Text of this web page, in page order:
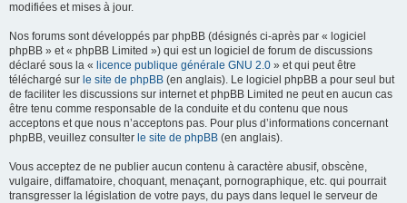
modifiées et mises à jour.
Nos forums sont développés par phpBB (désignés ci-après par « logiciel
phpBB » et « phpBB Limited ») qui est un logiciel de forum de discussions
déclaré sous la « licence publique générale GNU 2.0 » et qui peut être
téléchargé sur le site de phpBB (en anglais). Le logiciel phpBB a pour seul but
de faciliter les discussions sur internet et phpBB Limited ne peut en aucun cas
être tenu comme responsable de la conduite et du contenu que nous
acceptons et que nous n’acceptons pas. Pour plus d’informations concernant
phpBB, veuillez consulter le site de phpBB (en anglais).
Vous acceptez de ne publier aucun contenu à caractère abusif, obscène,
vulgaire, diffamatoire, choquant, menaçant, pornographique, etc. qui pourrait
transgresser la législation de votre pays, du pays dans lequel le serveur de